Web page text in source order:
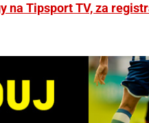
na Tipsport TV, za